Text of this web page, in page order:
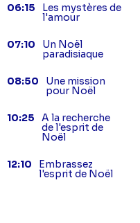
06:15 Les mystères de
l'amour
07:10 Un Noël
paradisiaque
08:50 Une mission
pour Noël
10:25 A la recherche
de l'esprit de
Noël
12:10 Embrassez
l'esprit de Noël